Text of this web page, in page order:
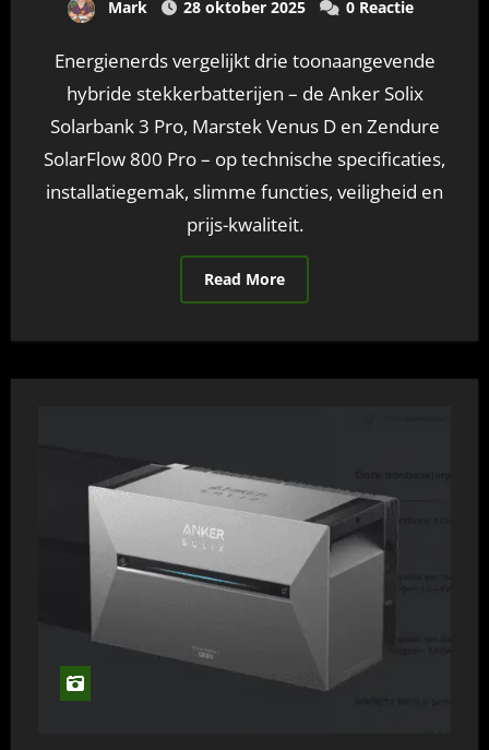
Mark 28 oktober 2025 0 Reactie
Energienerds vergelijkt drie toonaangevende
hybride stekkerbatterijen – de Anker Solix
Solarbank 3 Pro, Marstek Venus D en Zendure
SolarFlow 800 Pro – op technische specificaties,
installatiegemak, slimme functies, veiligheid en
prijs-kwaliteit.
Read More